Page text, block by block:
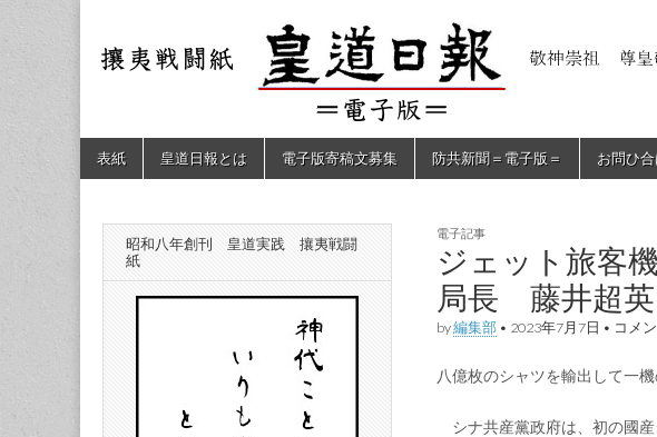
皇道
（防
共新
聞）
敬神
｜崇
祖｜
年創
刊
皇道
践
攘夷
戦闘
Main
menu
Skip
表紙 皇道日報とは 電子版寄稿文募集 防共新聞＝電子版＝ お問ひ
電子記事
ジェット旅客
局長 藤井超英
by編集部 • 2023年7月7日 • ジ
ト
機
コメ
八億枚のシャツを輸出して一
シナ共産黨政府は、初の國産
昭和八年創刊 皇道実践 攘夷戦闘
紙